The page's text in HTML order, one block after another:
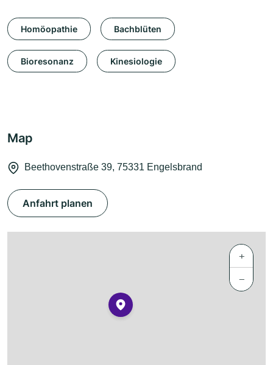
Homöopathie Bachblüten
Bioresonanz Kinesiologie
Map
Beethovenstraße 39, 75331 Engelsbrand
Anfahrt planen
+
−